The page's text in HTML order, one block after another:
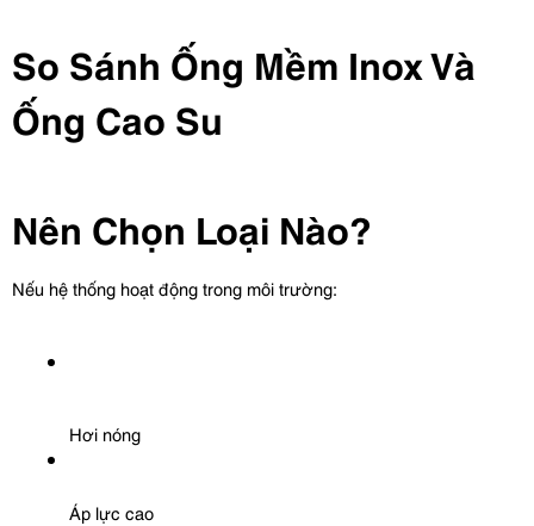
So Sánh Ống Mềm Inox Và
Ống Cao Su
Nên Chọn Loại Nào?
Nếu hệ thống hoạt động trong môi trường:
Hơi nóng
Áp lực cao